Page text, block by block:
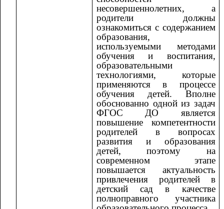
несовершеннолетних, а
родители должны
ознакомиться с содержанием
образования,
используемыми методами
обучения и воспитания,
образовательными
технологиями, которые
применяются в процессе
обучения детей. Вполне
обоснованно одной из задач
ФГОС ДО является
повышение компетентности
родителей в вопросах
развития и образования
детей, поэтому на
современном этапе
повышается актуальность
привлечения родителей в
детский сад в качестве
полноправного участника